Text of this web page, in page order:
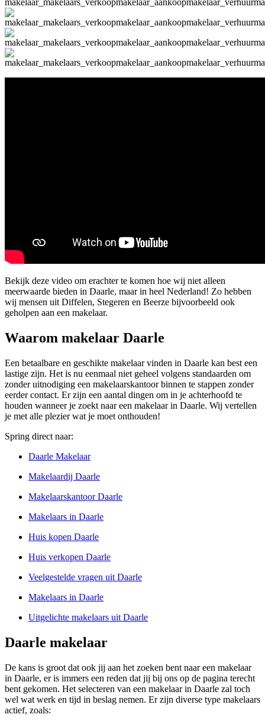
Bekijk deze video om erachter te komen hoe wij niet alleen
meerwaarde bieden in Daarle, maar in heel Nederland! Zo hebben
wij mensen uit Diffelen, Stegeren en Beerze bijvoorbeeld ook
geholpen aan een makelaar.
Waarom makelaar Daarle
Een betaalbare en geschikte makelaar vinden in Daarle kan best een
lastige zijn. Het is nu eenmaal niet geheel volgens standaarden om
zonder uitnodiging een makelaarskantoor binnen te stappen zonder
eerder contact. Er zijn een aantal dingen om in je achterhoofd te
houden wanneer je zoekt naar een makelaar in Daarle. Wij vertellen
je met alle plezier wat je moet onthouden!
Spring direct naar:
Daarle Makelaar
Makelaardij Daarle
Makelaarskantoor Daarle
Makelaars in Daarle
Huis kopen Daarle
Huis verkopen Daarle
Veelgestelde vragen uit Daarle
Makelaars in Daarle
Uitgelichte makelaars uit Daarle
Daarle makelaar
De kans is groot dat ook jij aan het zoeken bent naar een makelaar
in Daarle, er is immers een reden dat jij bij ons op de pagina terecht
bent gekomen. Het selecteren van een makelaar in Daarle zal toch
wel wat werk en tijd in beslag nemen. Er zijn diverse type makelaars
actief, zoals: